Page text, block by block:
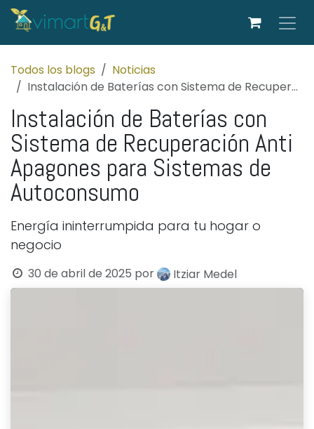
Ir al contenido
Todos los blogs
Noticias
Instalación de Baterías con Sistema de Recuperación Anti Apagones para Sistemas de Autoconsumo
Instalación de Baterías con
Sistema de Recuperación Anti
Apagones para Sistemas de
Autoconsumo
Energía ininterrumpida para tu hogar o
negocio
30 de abril de 2025 por Itziar Medel